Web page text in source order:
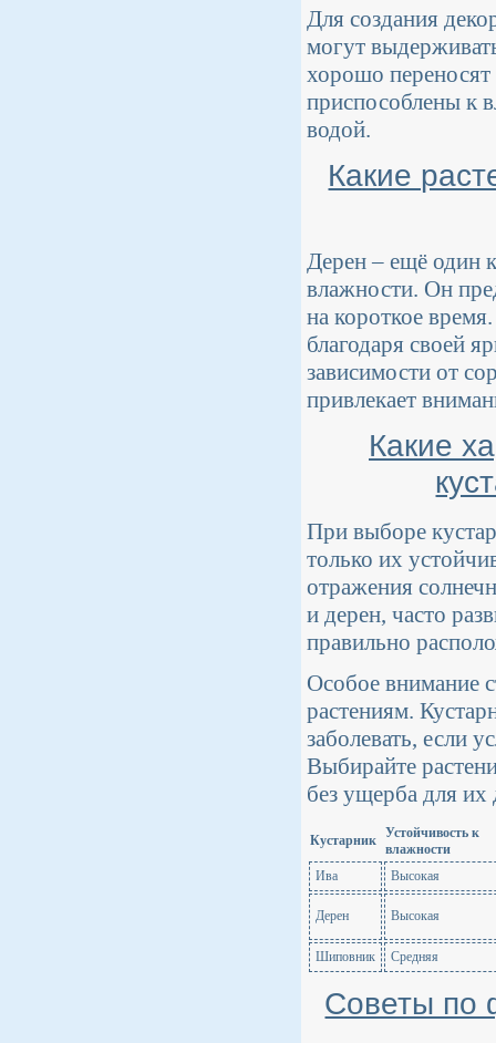
Для создания
могут
хорошо
приспособлены к
водой.
Какие
Дерен – ещё один
влажности. Он
на короткое
благодаря своей
зависимости от
привлекает
Какие
При выборе
только их
отражения
и дерен, часто
правильно
Особое внимание
растениям.
заболевать, если
Выбирайте
без ущерба для их
Кустарник Устойчивость к
влажности
Ива
Высокая
Дерен Высокая
Шиповник Средняя
Советы по